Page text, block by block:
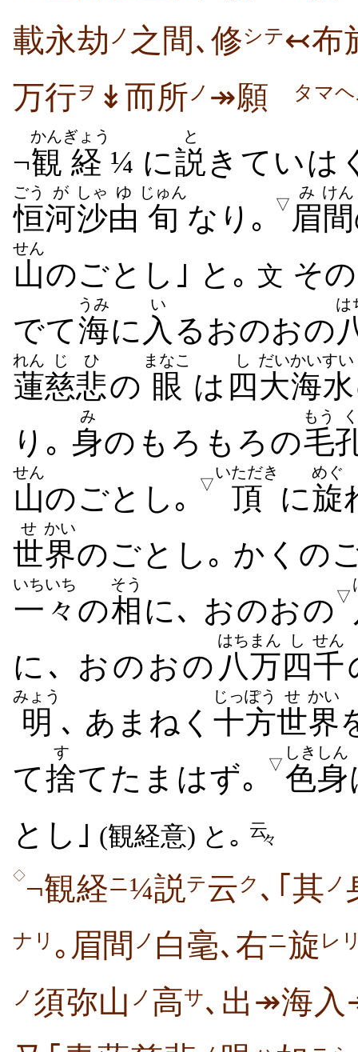
載永劫 ノ 之間､修シテ↢布
万行ヲ ↡而所 ノ ↠願 タマ
¬観
かん
経
ぎょう
¼ に説
と
きていは
恒
ごう
河
が
沙
しゃ
由
ゆ
旬
じゅん
なり｡ ▽ 眉
み
間
けん
山
せん
のごとし｣ と｡ 文 その
でて海
うみ
に 入
い
るおのおの
は
蓮
れん
慈悲
じひ
の 眼
まなこ
は 四
し
大
だい
海水
かいすい
り｡ 身
み
のもろもろの毛
もう く
山
せん
のごとし｡ ▽ 頂
いただき
に旋
めぐ
世
せ
界
かい
のごとし｡ かくの
一々
いちいち
の相
そう
に､ おのおの ▽
に､ おのおの 八万
はちまん
四
し
千
せん
明
みょう
､ あまねく 十方
じっぽう
世
せ
界
かい
て捨
す
てたまはず｡ ▽色身
しきしん
とし｣ (観経意) と｡ 云々
◇¬観経ニ¼説テ云ク ､｢其 ノ
ナリ ｡眉間 ノ 白毫､右ニ旋 レ
ノ 須弥山 ノ 高サ､出↠海